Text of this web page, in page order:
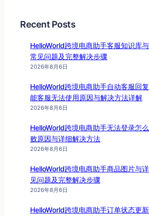
Recent Posts
HelloWorld跨境电商助手客服知识库
常见问题及完整解决步骤
2026年8月6日
HelloWorld跨境电商助手自动客服回
能客服无法使用原因与解决方法详解
2026年8月6日
HelloWorld跨境电商助手无法登录怎
败原因与详细解决方法
2026年8月6日
HelloWorld跨境电商助手商品图片与
见问题及完整解决步骤
2026年8月6日
HelloWorld跨境电商助手订单状态更